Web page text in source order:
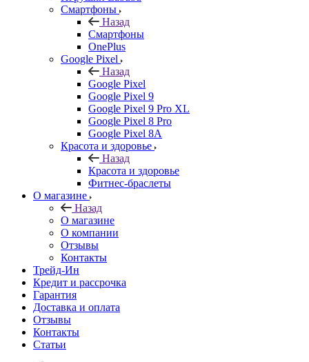
Смартфоны
Назад
Смартфоны
OnePlus
Google Pixel
Назад
Google Pixel
Google Pixel 9
Google Pixel 9 Pro XL
Google Pixel 8 Pro
Google Pixel 8A
Красота и здоровье
Назад
Красота и здоровье
Фитнес-браслеты
О магазине
Назад
О магазине
О компании
Отзывы
Контакты
Трейд-Ин
Кредит и рассрочка
Гарантия
Доставка и оплата
Отзывы
Контакты
Статьи